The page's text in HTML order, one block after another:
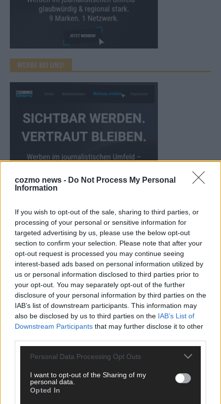
cozmo news - Do Not Process My Personal
Information
If you wish to opt-out of the sale, sharing to third parties, or
processing of your personal or sensitive information for
targeted advertising by us, please use the below opt-out
section to confirm your selection. Please note that after your
opt-out request is processed you may continue seeing
interest-based ads based on personal information utilized by
us or personal information disclosed to third parties prior to
your opt-out. You may separately opt-out of the further
disclosure of your personal information by third parties on the
IAB’s list of downstream participants. This information may
also be disclosed by us to third parties on the IAB’s List of
Downstream Participants that may further disclose it to other
Personal Data Processing Opt Outs
I want to opt-out of the Sharing of my
personal data.
Opted In
WERBE BEI UNS!
CHECK UNS AUF FACEBOOK